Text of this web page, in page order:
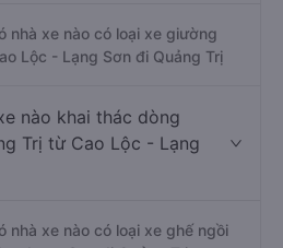
nhà xe nào có loại xe giường
Lộc - Lạng Sơn đi Quảng Trị
nào khai thác dòng
Trị từ Cao Lộc - Lạng
nhà xe nào có loại xe ghế ngồi